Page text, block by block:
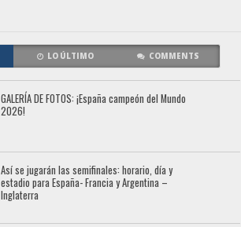
LO ÚLTIMO COMMENTS
GALERÍA DE FOTOS: ¡España campeón del Mundo
2026!
Así se jugarán las semifinales: horario, día y
estadio para España- Francia y Argentina –
Inglaterra